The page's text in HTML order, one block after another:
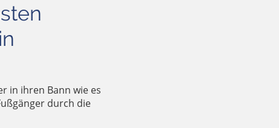
in ihren Bann wie es
durch die